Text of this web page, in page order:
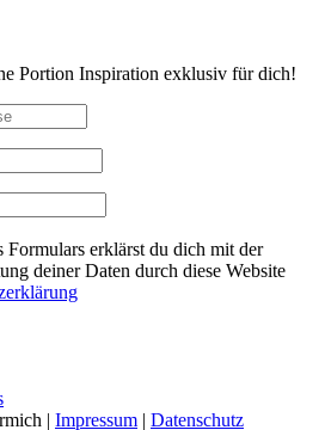
Portion Inspiration exklusiv für dich!
Formulars erklärst du dich mit der
deiner Daten durch diese Website
| Impressum | Datenschutz